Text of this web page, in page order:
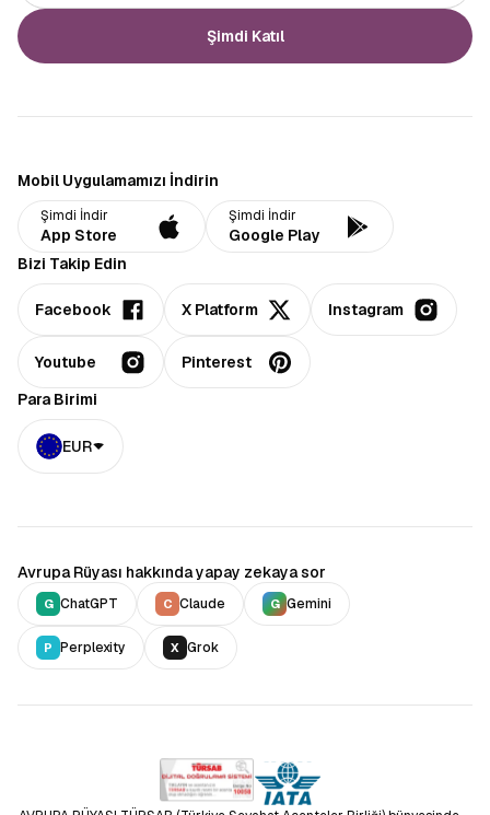
Şimdi Katıl
Mobil Uygulamamızı İndirin
Şimdi İndir
App Store
Şimdi İndir
Google Play
Bizi Takip Edin
Facebook X Platform Instagram
Youtube
Pinterest
Para Birimi
EUR
Avrupa Rüyası hakkında yapay zekaya sor
G ChatGPT C Claude G Gemini
P Perplexity X Grok